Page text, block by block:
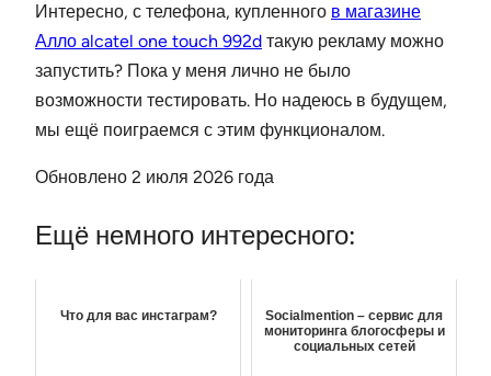
Интересно, с телефона, купленного в магазине
Алло alcatel one touch 992d такую рекламу можно
запустить? Пока у меня лично не было
возможности тестировать. Но надеюсь в будущем,
мы ещё поиграемся с этим функционалом.
Обновлено 2 июля 2026 года
Ещё немного интересного:
Что для вас инстаграм?
Socialmention – сервис для
мониторинга блогосферы и
социальных сетей